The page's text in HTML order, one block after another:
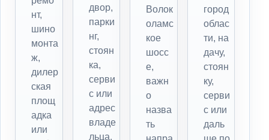
нт,
шино
монта
ж,
дилер
ская
площ
адка
или
двор,
парки
нг,
стоян
ка,
серви
с или
адрес
владе
льца.
Волок
оламс
кое
шосс
е,
важн
о
назва
ть
город
облас
ти, на
дачу,
стоян
ку,
серви
с или
даль